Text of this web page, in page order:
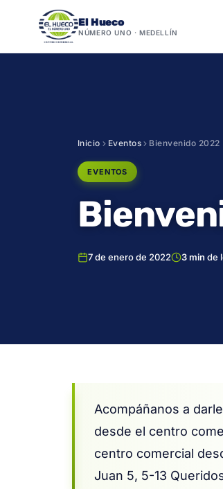
El Hueco
NÚMERO UNO · MEDELLÍN
Inicio Eventos Bienvenido 2022
EVENTOS
7 de enero de 2022 3 min de
Acompáñanos a
desde el centro
centro comercial
Juan 5, 5-13